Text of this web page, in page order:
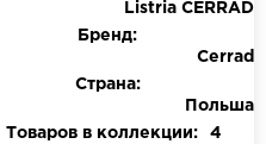
Listria CERRAD
Бренд:
Cerrad
Страна:
Польша
Товаров в коллекции:
4